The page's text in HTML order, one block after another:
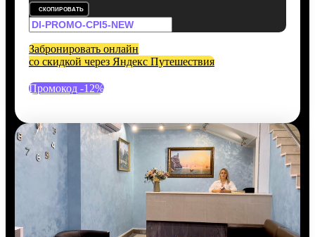
СКОПИРОВАТЬ
Забронировать онлайн
со скидкой через Яндекс Путешествия
Промокод -12%